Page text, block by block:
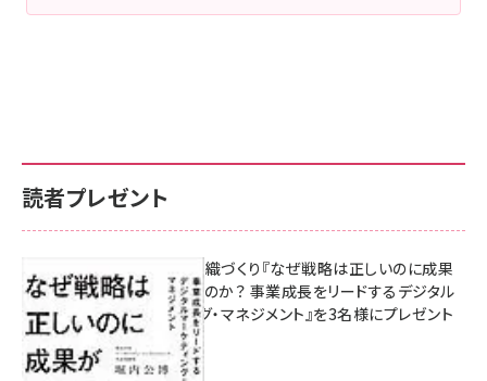
読者プレゼント
成果を生む組織づくり『なぜ戦略は正しいのに成果
があがらないのか？ 事業成長をリードするデジタル
マーケティング・マネジメント』を3名様にプレゼント
10:00